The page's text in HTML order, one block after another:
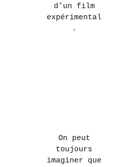
d’un film
expérimental
.
On peut
toujours
imaginer que